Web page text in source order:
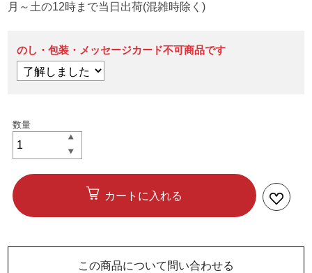
月～土の12時まで当日出荷(混雑時除く)
のし・包装・メッセージカード不可商品です
カートに入れる
この商品について問い合わせる